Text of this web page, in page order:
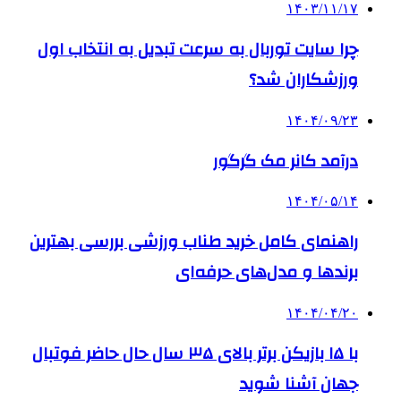
۱۴۰۳/۱۱/۱۷
چرا سایت توربال به ‌سرعت تبدیل به انتخاب اول
ورزشکاران شد؟
۱۴۰۴/۰۹/۲۳
درآمد کانر مک گرگور
۱۴۰۴/۰۵/۱۴
راهنمای کامل خرید طناب ورزشی بررسی بهترین
برندها و مدل‌های حرفه‌ای
۱۴۰۴/۰۴/۲۰
با ۱۵ بازیکن برتر بالای ۳۵ سال حال حاضر فوتبال
جهان آشنا شوید